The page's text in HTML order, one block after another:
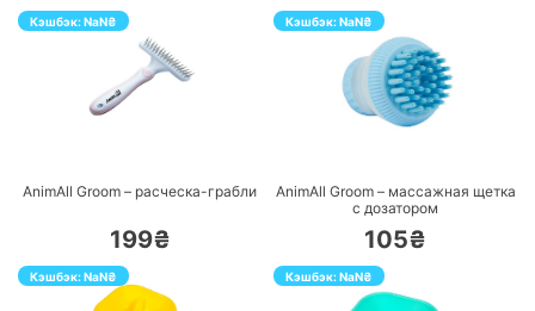
Кэшбэк:NaN₴
AnimAll Groom – расческа-грабли
199₴
Кэшбэк:NaN₴
AnimAll Groom – массажная щетка
с дозатором
105₴
Кэшбэк:NaN₴ Кэшбэк:NaN₴